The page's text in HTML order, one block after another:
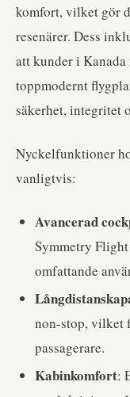
komfort, vilket gör
resenärer. Dess
att kunder i
toppmodernt
säkerhet, integritet
Nyckelfunktioner
vanligtvis:
Avancerad
Symmetry
omfattande
non-stop, vilket
passagerare.
Kabinkomfort: